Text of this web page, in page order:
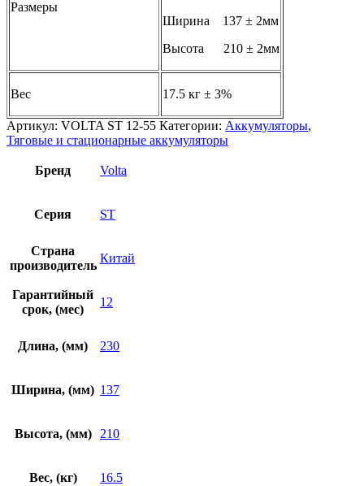
Размеры
Ширина 137 ± 2мм
Высота 210 ± 2мм
Вес 17.5 кг ± 3%
Артикул: VOLTA ST 12-55 Категории: Аккумуляторы,
Тяговые и стационарные аккумуляторы
Бренд Volta
Серия ST
Страна
производитель
Китай
Гарантийный
срок, (мес)
12
Длина, (мм) 230
Ширина, (мм) 137
Высота, (мм) 210
Вес, (кг) 16.5